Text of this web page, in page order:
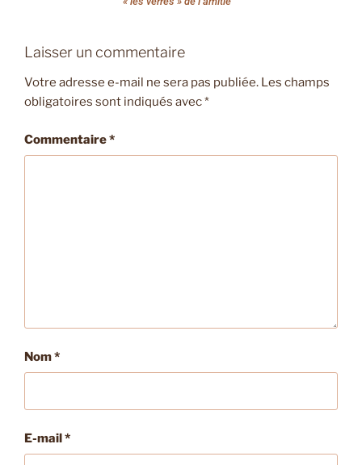
Laisser un commentaire
Votre adresse e-mail ne sera pas publiée. Les champs
obligatoires sont indiqués avec*
Commentaire*
Nom*
E-mail*